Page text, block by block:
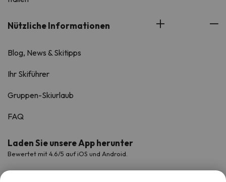
Nützliche Informationen
Blog, News & Skitipps
Ihr Skiführer
Gruppen-Skiurlaub
FAQ
Laden Sie unsere App herunter
Bewertet mit 4.6/5 auf iOS und Android.